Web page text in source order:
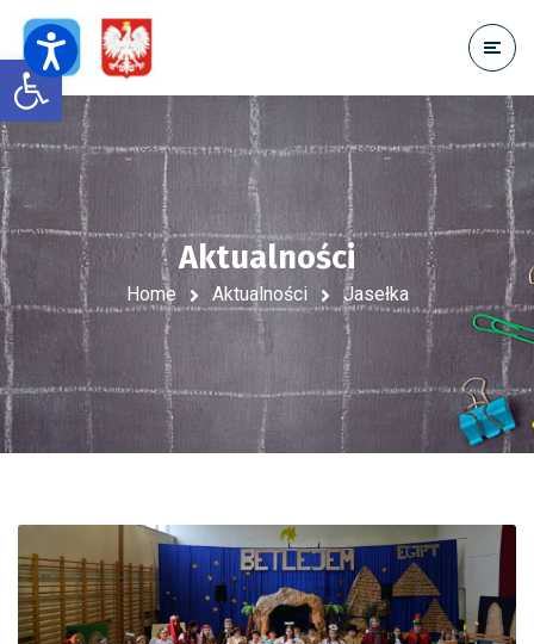
Open toolbar
Aktualności
Home Aktualności Jasełka